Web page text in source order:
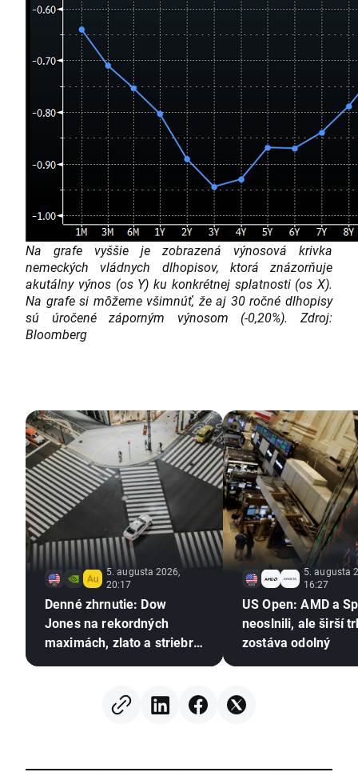
Na grafe vyššie je zobrazená výnosová krivka
nemeckých vládnych dlhopisov, ktorá znázorňuje
akutálny výnos (os Y) ku konkrétnej splatnosti (os X).
Na grafe si môžeme všimnúť, že aj 30 ročné dlhopisy
sú úročené záporným výnosom (-0,20%). Zdroj:
Bloomberg
5. augusta 2026,
20:17
Denné zhrnutie: Dow
Jones na rekordných
maximách, zlato a striebro
5. augusta
16:27
US Open: AMD a
neoslnili, ale širší
zostáva odolný